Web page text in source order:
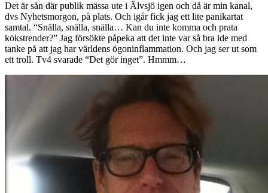
Det är sån där publik mässa ute i Älvsjö igen och då är min kanal,
dvs Nyhetsmorgon, på plats. Och igår fick jag ett lite panikartat
samtal. “Snälla, snälla, snälla… Kan du inte komma och prata
kökstrender?” Jag försökte påpeka att det inte var så bra ide med
tanke på att jag har världens ögoninflammation. Och jag ser ut som
ett troll. Tv4 svarade “Det gör inget”. Hmmm…